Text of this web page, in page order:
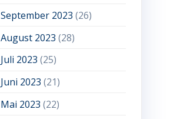
September 2023 (26)
August 2023 (28)
Juli 2023 (25)
Juni 2023 (21)
Mai 2023 (22)